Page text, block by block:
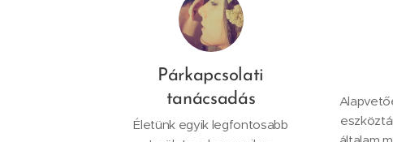
Párkapcsolati
tanácsadás
Életünk egyik legfontosabb